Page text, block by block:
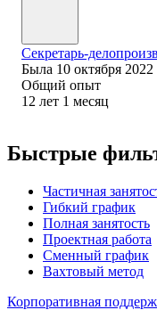
Секретарь-
Была 10 октября 2022
Общий опыт
12 лет 1 месяц
Быстрые
Частичная
Гибкий график
Полная занятость
Проектная работа
Сменный график
Вахтовый метод
Корпоративная